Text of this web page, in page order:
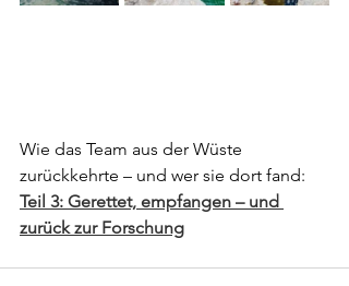
Wie das Team aus der Wüste
zurückkehrte – und wer sie dort fand:
Teil 3: Gerettet, empfangen – und
zurück zur Forschung